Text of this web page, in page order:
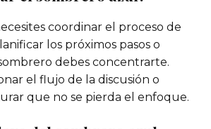
coordinar el proceso de
los próximos pasos o
debes concentrarte.
el flujo de la discusión o
que no se pierda el enfoque.